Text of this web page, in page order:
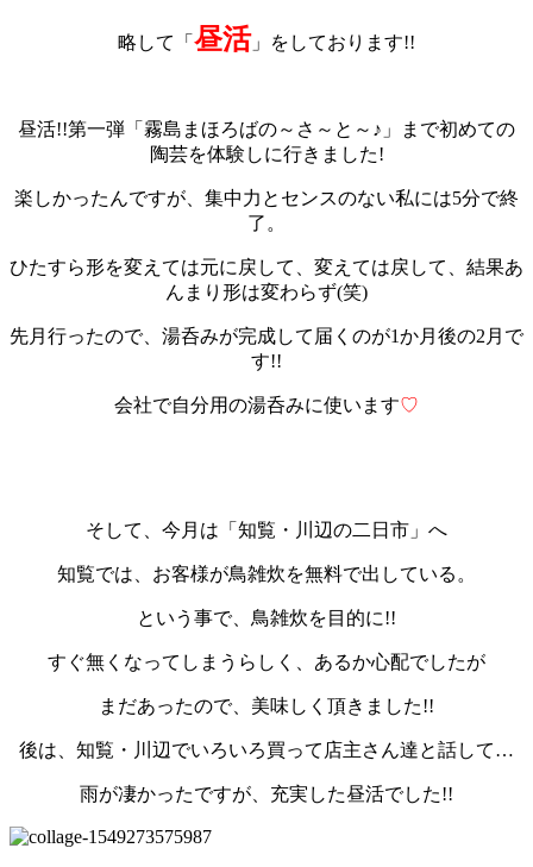
略して「 昼活」をしております!!
昼活!!第一弾「霧島まほろばの～さ～と～♪」まで初めての
陶芸を体験しに行きました!
楽しかったんですが、集中力とセンスのない私には5分で終
了。
ひたすら形を変えては元に戻して、変えては戻して、結果あ
んまり形は変わらず(笑)
先月行ったので、湯呑みが完成して届くのが1か月後の2月で
す!!
会社で自分用の湯呑みに使います♡
そして、今月は「知覧・川辺の二日市」へ
知覧では、お客様が鳥雑炊を無料で出している。
という事で、鳥雑炊を目的に!!
すぐ無くなってしまうらしく、あるか心配でしたが
まだあったので、美味しく頂きました!!
後は、知覧・川辺でいろいろ買って店主さん達と話して…
雨が凄かったですが、充実した昼活でした!!